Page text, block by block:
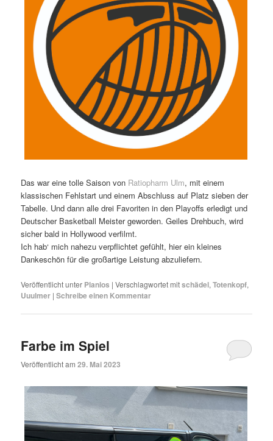
Das war eine tolle Saison von Ratiopharm Ulm, mit einem
klassischen Fehlstart und einem Abschluss auf Platz sieben der
Tabelle. Und dann alle drei Favoriten in den Playoffs erledigt und
Deutscher Basketball Meister geworden. Geiles Drehbuch, wird
sicher bald in Hollywood verfilmt.
Ich hab‘ mich nahezu verpflichtet gefühlt, hier ein kleines
Dankeschön für die großartige Leistung abzuliefern.
Veröffentlicht unter Planlos |Verschlagwortet mitschädel,Totenkopf,
Uuulmer |Schreibe einen Kommentar
Farbe im Spiel
Veröffentlicht am29. Mai 2023